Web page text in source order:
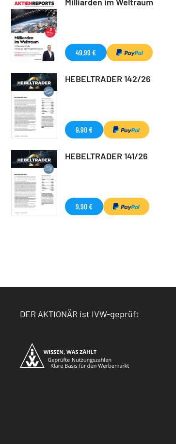
49,99 €
HEBELTRADER 142/26
9,90 €
HEBELTRADER 141/26
9,90 €
DER AKTIONÄR ist IVW-geprüft